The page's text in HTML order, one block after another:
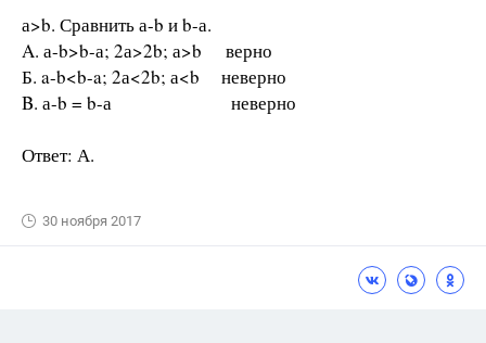
а>b. Сравнить а-b и b-а.
A. а-b>b-а; 2а>2b; а>b верно
Б. a-b<b-a; 2а<2b; а<b неверно
B. а-b = b-а неверно
Ответ: А.
30 ноября 2017